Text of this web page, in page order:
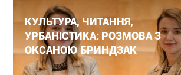
КУЛЬТУРА, ЧИТАННЯ,
УРБАНІСТИКА: РОЗМОВА З
ОКСАНОЮ БРИНДЗАК